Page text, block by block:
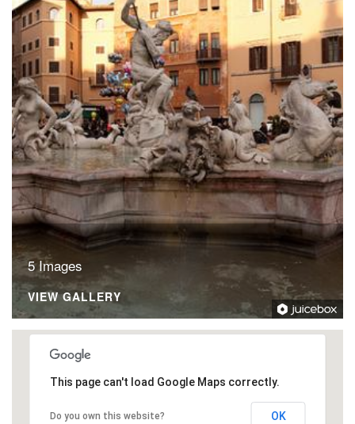
5 Images
VIEW GALLERY
This page can't load Google Maps correctly.
Do you own this website? OK